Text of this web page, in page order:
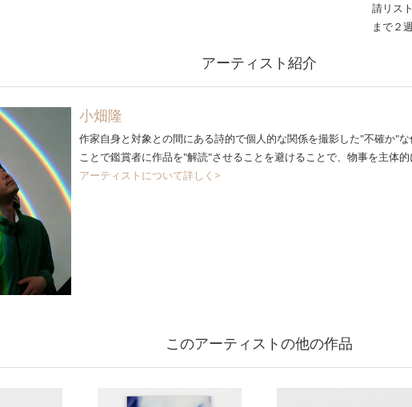
請リス
まで２
アーティスト紹介
小畑隆
作家自身と対象との間にある詩的で個人的な関係を撮影した"不確か"
ことで鑑賞者に作品を"解読"させることを避けることで、物事を主体的
アーティストについて詳しく>
このアーティストの他の作品